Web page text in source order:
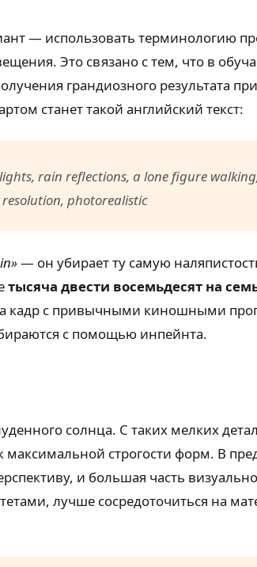
— использовать терминологию
Это связано с тем, что в
грандиозного результата
станет такой английский текст:
rain reflections, a lone figure
photorealistic
— он убирает ту самую
тысяча двести восемьдесят на
кадр с привычными киношными
с помощью инпейнта.
солнца. С таких мелких
максимальной строгости форм. В
и большая часть
лучше сосредоточиться на